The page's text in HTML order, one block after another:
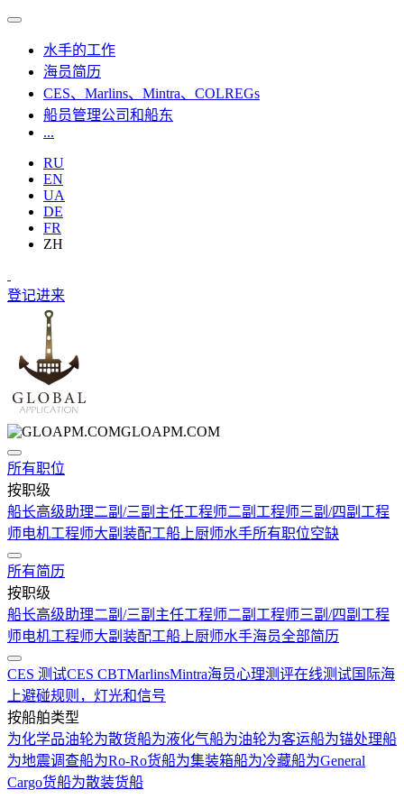
水手的工作
海员简历
CES、Marlins、Mintra、COLREGs
船员管理公司和船东
...
RU
EN
UA
DE
FR
ZH
登记进来
GLOAPM.COM
所有职位
按职级
船长高级助理二副/三副 主任工程师二副工程师三副/四副工程
师电机工程师大副 装配工船上厨师水手所有职位空缺
所有简历
按职级
船长高级助理二副/三副 主任工程师二副工程师三副/四副工程
师电机工程师大副 装配工船上厨师水手海员全部简历
CES 测试CES CBTMarlinsMintra海员心理测评在线测试国际海
上避碰规则，灯光和信号
按船舶类型
为化学品油轮为散货船为液化气船为油轮为客运船为锚处理船
为地震调查船为Ro-Ro货船为集装箱船为冷藏船为General
Cargo货船为散装货船